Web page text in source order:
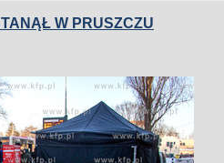
W PRUSZCZU